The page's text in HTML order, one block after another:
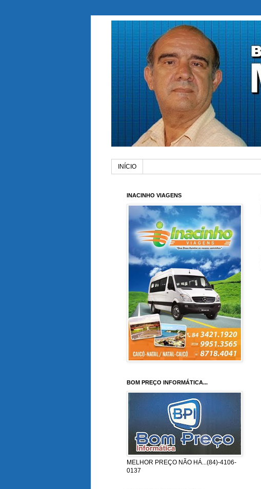
INÍCIO
INACINHO VIAGENS
BOM PREÇO INFORMÁTICA...
MELHOR PREÇO NÃO HÁ...(84)-4106-
0137